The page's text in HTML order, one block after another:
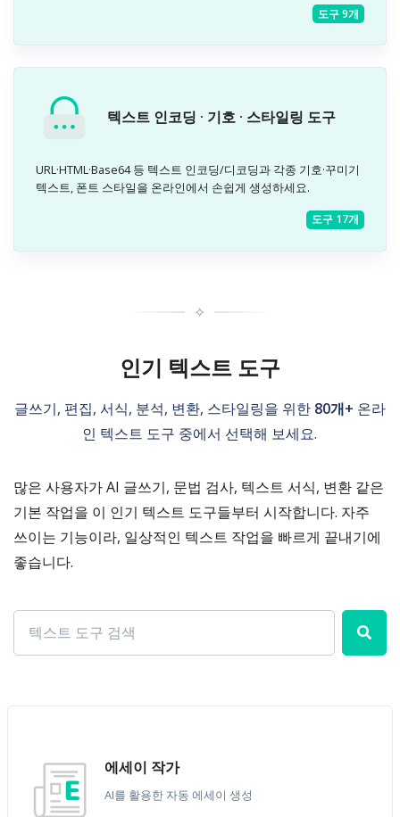
도구 9개
텍스트 인코딩 · 기호 · 스타일링 도구
URL·HTML·Base64 등 텍스트 인코딩/디코딩과 각종 기호·꾸미기
텍스트, 폰트 스타일을 온라인에서 손쉽게 생성하세요.
도구 17개
✧
인기 텍스트 도구
글쓰기, 편집, 서식, 분석, 변환, 스타일링을 위한 80개+ 온라
인 텍스트 도구 중에서 선택해 보세요.
많은 사용자가 AI 글쓰기, 문법 검사, 텍스트 서식, 변환 같은
기본 작업을 이 인기 텍스트 도구들부터 시작합니다. 자주
쓰이는 기능이라, 일상적인 텍스트 작업을 빠르게 끝내기에
좋습니다.
에세이 작가
AI를 활용한 자동 에세이 생성